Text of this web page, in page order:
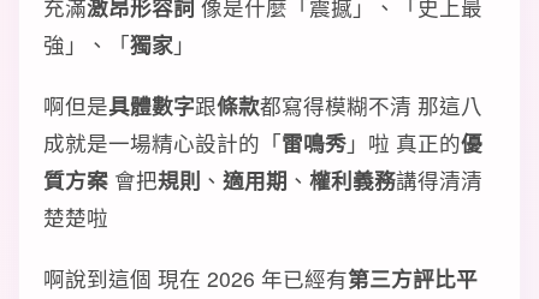
充滿激昂形容詞 像是什麼「震撼」、「史上最
強」、「獨家」
啊但是具體數字跟條款都寫得模糊不清 那這八
成就是一場精心設計的「雷鳴秀」啦 真正的優
質方案 會把規則 、 適用期 、 權利義務講得清清
楚楚啦
啊說到這個 現在 2026 年已經有第三方評比平